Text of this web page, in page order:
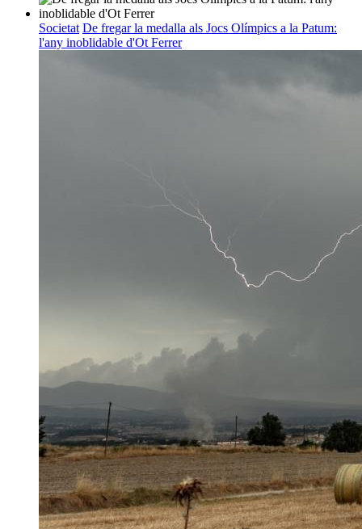
Societat De fregar la medalla als Jocs Olímpics a la Patum:
l'any inoblidable d'Ot Ferrer